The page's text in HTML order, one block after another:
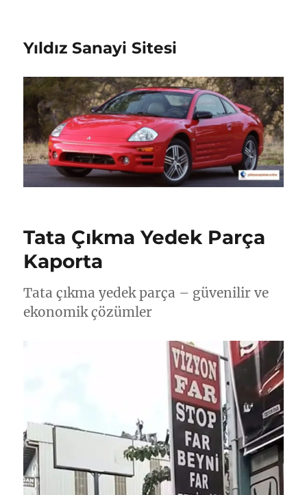
Yıldız Sanayi Sitesi
Tata Çıkma Yedek Parça
Kaporta
Tata çıkma yedek parça – güvenilir ve
ekonomik çözümler